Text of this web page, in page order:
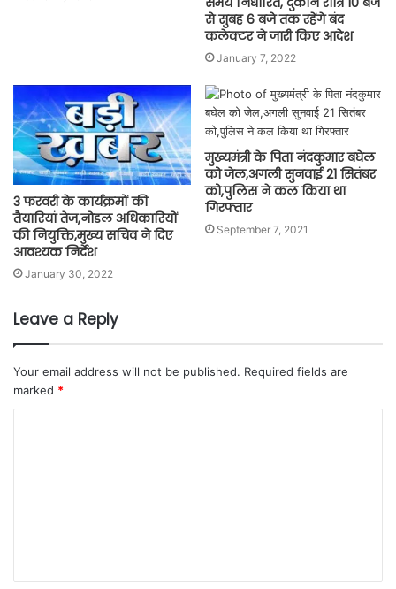
से सुबह 6 बजे तक रहेंगे बंद
कलेक्टर ने जारी किए आदेश
January 7, 2022
3 फरवरी के कार्यक्रमों की
तैयारियां तेज,नोडल अधिकारियों
की नियुक्ति,मुख्य सचिव ने दिए
आवश्यक निर्देश
January 30, 2022
मुख्यमंत्री के पिता नंदकुमार बघेल
को जेल,अगली सुनवाई 21 सितंबर
को,पुलिस ने कल किया था
गिरफ्तार
September 7, 2021
Leave a Reply
Your email address will not be published. Required fields are
marked *